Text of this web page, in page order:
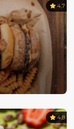
4,7
4,8